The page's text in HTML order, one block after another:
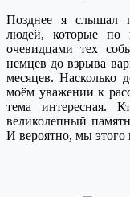
Позднее я слышал
людей, которые по
очевидцами тех
немцев до взрыва
месяцев. Насколько
моём уважении к
тема интересная.
великолепный
И вероятно, мы этого